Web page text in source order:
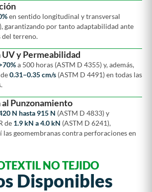
en sentido longitudinal y transversal
garantizando por tanto adaptabilidad ante
del terreno.
y Permeabilidad
a 500 horas (ASTM D 4355) y, además,
0.31–0.35 cm/s (ASTM D 4491) en todas las
Punzonamiento
N hasta 915 N (ASTM D 4833) y
de 1.9 kN a 4.0 kN (ASTM D 6241),
las geomembranas contra perforaciones en
NO TEJIDO
Disponibles